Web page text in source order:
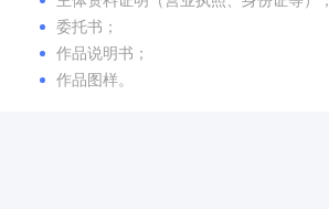
委托书；
作品说明书；
作品图样。